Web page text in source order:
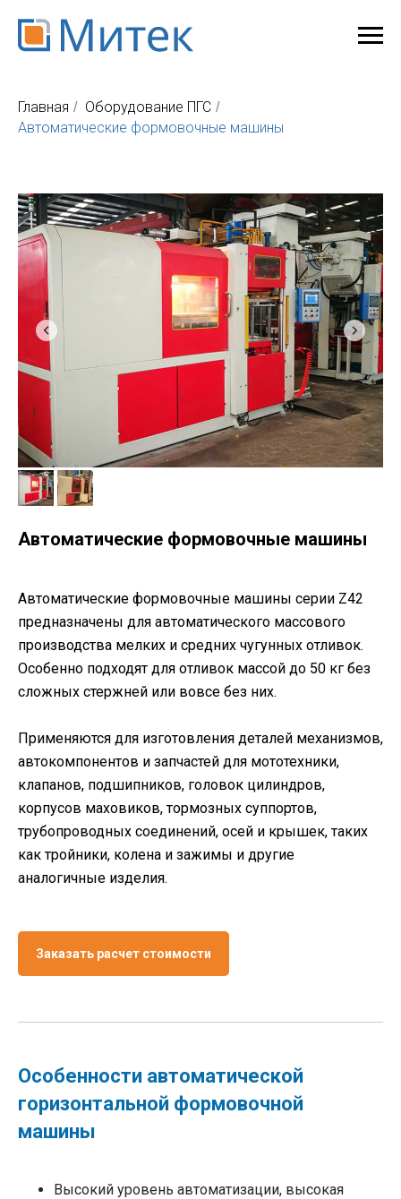
Главная / Оборудование ПГС /
Автоматические формовочные машины
Автоматические формовочные машины
Автоматические формовочные машины серии Z42
предназначены для автоматического массового
производства мелких и средних чугунных отливок.
Особенно подходят для отливок массой до 50 кг без
сложных стержней или вовсе без них.
Применяются для изготовления деталей механизмов,
автокомпонентов и запчастей для мототехники,
клапанов, подшипников, головок цилиндров,
корпусов маховиков, тормозных суппортов,
трубопроводных соединений, осей и крышек, таких
как тройники, колена и зажимы и другие
аналогичные изделия.
Заказать расчет стоимости
Особенности автоматической
горизонтальной формовочной
машины
Высокий уровень автоматизации, высокая